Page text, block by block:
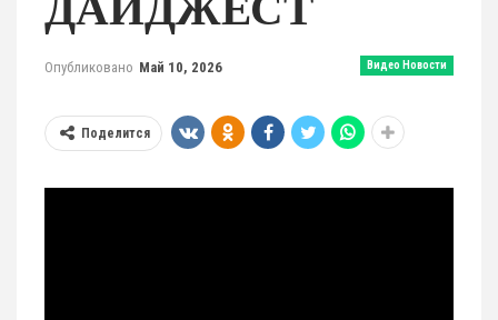
Видео Новости
Опубликовано Май 10, 2026
Поделится